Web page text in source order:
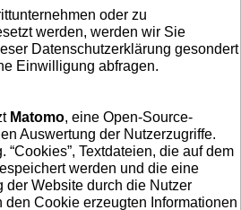
oder zu
werden, werden wir Sie
Datenschutzerklärung gesondert
Einwilligung abfragen.
Matomo, eine Open-Source-
Auswertung der Nutzerzugriffe.
“Cookies”, Textdateien, die auf dem
werden und die eine
der Website durch die Nutzer
Cookie erzeugten Informationen